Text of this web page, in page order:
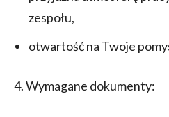
zespołu,
otwartość na Twoje
4. Wymagane dokumenty: